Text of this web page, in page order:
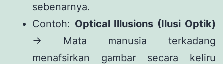
sebenarnya.
Contoh: Optical Illusions (Ilusi Optik)
→ Mata manusia terkadang
menafsirkan gambar secara keliru